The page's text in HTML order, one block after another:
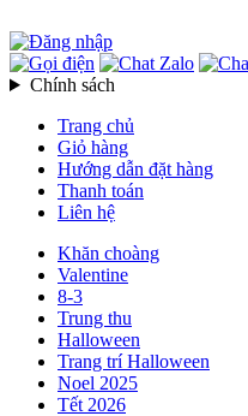
Chính sách
Trang chủ
Giỏ hàng
Hướng dẫn đặt hàng
Thanh toán
Liên hệ
Khăn choàng
Valentine
8-3
Trung thu
Halloween
Trang trí Halloween
Noel 2025
Tết 2026